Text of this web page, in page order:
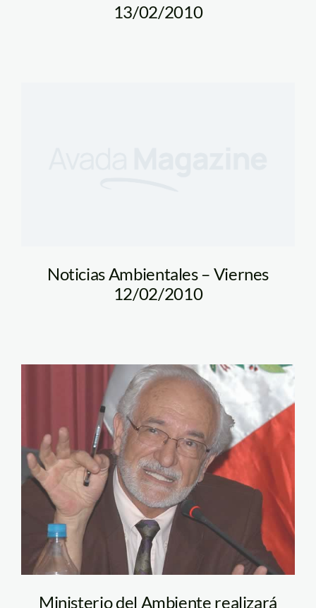
13/02/2010
Noticias Ambientales – Viernes
12/02/2010
brack_antonio_congreso_1
Ministerio del Ambiente realizará